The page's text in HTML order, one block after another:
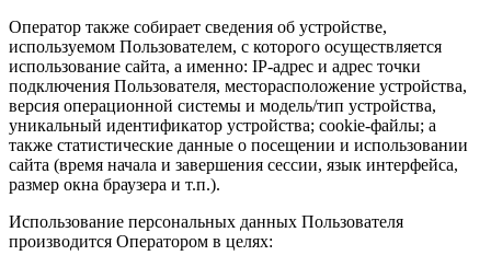
Оператор также собирает сведения об устройстве,
используемом Пользователем, с которого осуществляется
использование сайта, а именно: IP-адрес и адрес точки
подключения Пользователя, месторасположение устройства,
версия операционной системы и модель/тип устройства,
уникальный идентификатор устройства; cookie-файлы; а
также статистические данные о посещении и использовании
сайта (время начала и завершения сессии, язык интерфейса,
размер окна браузера и т.п.).
Использование персональных данных Пользователя
производится Оператором в целях: